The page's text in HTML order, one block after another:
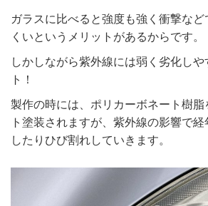
ガラスに比べると強度も強く衝撃な
くいというメリットがあるからです。
しかしながら紫外線には弱く劣化し
ト！
製作の時には、ポリカーボネート樹
ト塗装されますが、紫外線の影響で
したりひび割れしていきます。